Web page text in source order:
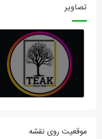
تصاویر
موقعیت روی نقشه